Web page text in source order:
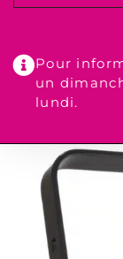
Pour
un
lundi.